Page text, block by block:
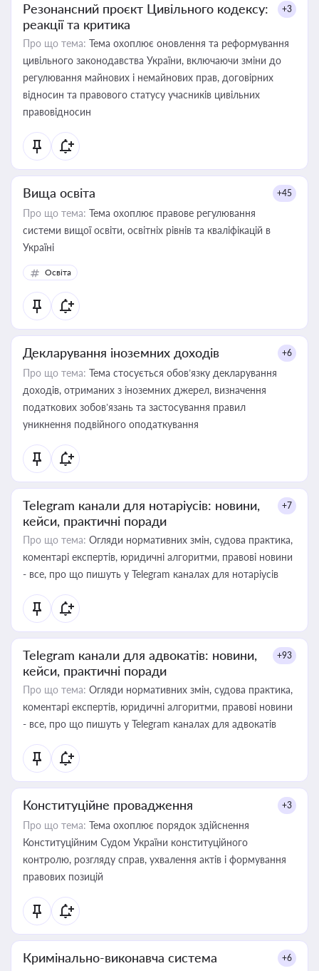
Резонансний проєкт Цивільного кодексу:
реакції та критика
+3
Про що тема: Тема охоплює оновлення та реформування
цивільного законодавства України, включаючи зміни до
регулювання майнових і немайнових прав, договірних
відносин та правового статусу учасників цивільних
правовідносин
Вища освіта +45
Про що тема: Тема охоплює правове регулювання
системи вищої освіти, освітніх рівнів та кваліфікацій в
Україні
Освіта
Декларування іноземних доходів +6
Про що тема: Тема стосується обов’язку декларування
доходів, отриманих з іноземних джерел, визначення
податкових зобов’язань та застосування правил
уникнення подвійного оподаткування
Telegram канали для нотаріусів: новини,
кейси, практичні поради
+7
Про що тема: Огляди нормативних змін, судова практика,
коментарі експертів, юридичні алгоритми, правові новини
- все, про що пишуть у Telegram каналах для нотаріусів
Telegram канали для адвокатів: новини,
кейси, практичні поради
+93
Про що тема: Огляди нормативних змін, судова практика,
коментарі експертів, юридичні алгоритми, правові новини
- все, про що пишуть у Telegram каналах для адвокатів
Конституційне провадження +3
Про що тема: Тема охоплює порядок здійснення
Конституційним Судом України конституційного
контролю, розгляду справ, ухвалення актів і формування
правових позицій
Кримінально-виконавча система +6